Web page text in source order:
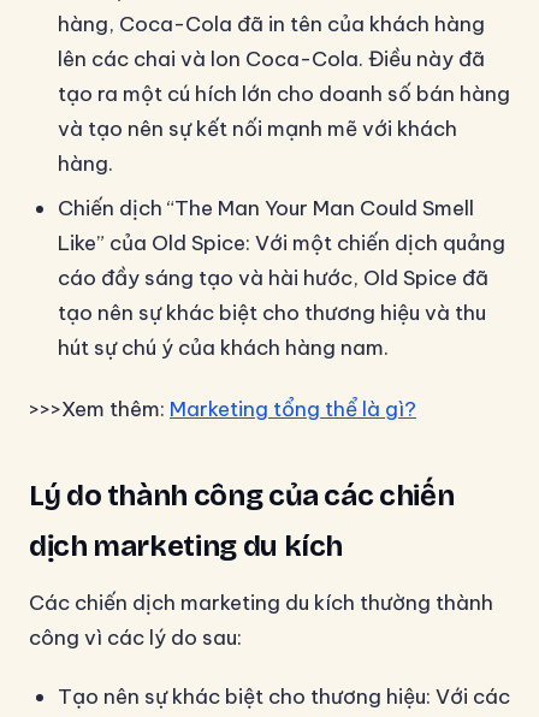
hàng, Coca-Cola đã in tên của khách hàng
lên các chai và lon Coca-Cola. Điều này đã
tạo ra một cú hích lớn cho doanh số bán hàng
và tạo nên sự kết nối mạnh mẽ với khách
hàng.
Chiến dịch “The Man Your Man Could Smell
Like” của Old Spice: Với một chiến dịch quảng
cáo đầy sáng tạo và hài hước, Old Spice đã
tạo nên sự khác biệt cho thương hiệu và thu
hút sự chú ý của khách hàng nam.
>>>Xem thêm: Marketing tổng thể là gì?
Lý do thành công của các chiến
dịch marketing du kích
Các chiến dịch marketing du kích thường thành
công vì các lý do sau:
Tạo nên sự khác biệt cho thương hiệu: Với các